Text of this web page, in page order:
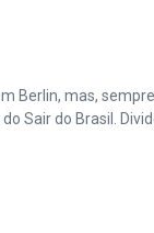
Berlin, mas,
do Brasil.